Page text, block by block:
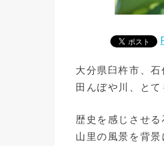
大分県臼杵市、石
田んぼや川、と
歴史を感じさせ
山里の風景を背